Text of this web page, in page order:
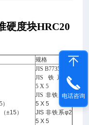
硬度块HRC20
规格
）
±15）
JIS B7735
JIS 铁系φ2
5 X 5
JIS 非铁系φ2
5 X 5
JIS 非铁系φ2
5 X 5
电话咨询